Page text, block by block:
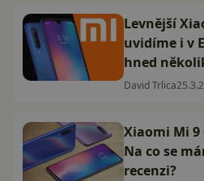
Levnější
uvidíme i v
hned
David Trlica
Xiaomi Mi 9
Na co se
recenzi?